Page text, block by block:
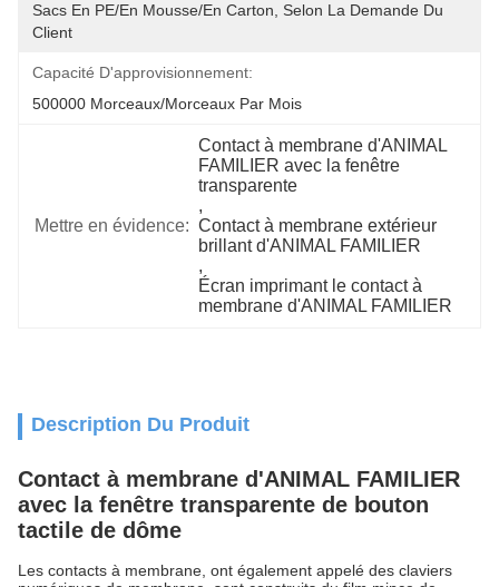
Sacs En PE/en Mousse/en Carton, Selon La Demande Du
Client
Capacité D'approvisionnement:
500000 Morceaux/morceaux Par Mois
Mettre en évidence:
Contact à membrane d'ANIMAL
FAMILIER avec la fenêtre
transparente
,
Contact à membrane extérieur
brillant d'ANIMAL FAMILIER
,
Écran imprimant le contact à
membrane d'ANIMAL FAMILIER
Description Du Produit
Contact à membrane d'ANIMAL FAMILIER
avec la fenêtre transparente de bouton
tactile de dôme
Les contacts à membrane, ont également appelé des claviers